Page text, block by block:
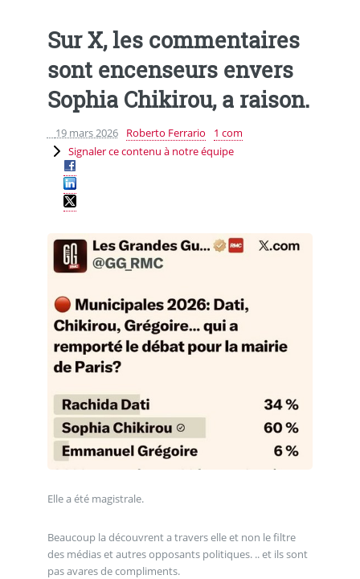
Sur X, les commentaires
sont encenseurs envers
Sophia Chikirou, a raison.
19 mars 2026 Roberto Ferrario
1 com
Signaler ce contenu à notre équipe
Elle a été magistrale.
Beaucoup la découvrent a travers elle et non le filtre
des médias et autres opposants politiques. .. et ils sont
pas avares de compliments.